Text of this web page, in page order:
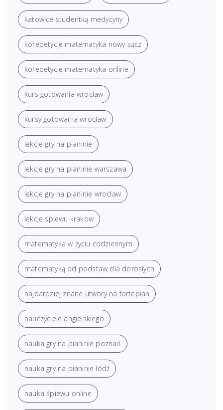
katowice studentką medycyny
korepetycje matematyka nowy sącz
korepetycje matematyka online
kurs gotowania wrocław
kursy gotowania wrocław
lekcje gry na pianinie
lekcje gry na pianinie warszawa
lekcje gry na pianinie wrocław
lekcje spiewu krakow
matematyka w życiu codziennym
matematyką od podstaw dla dorosłych
najbardziej znane utwory na fortepian
nauczyciele angielskiego
nauka gry na pianinie poznań
nauka gry na pianinie łódź
nauka śpiewu online